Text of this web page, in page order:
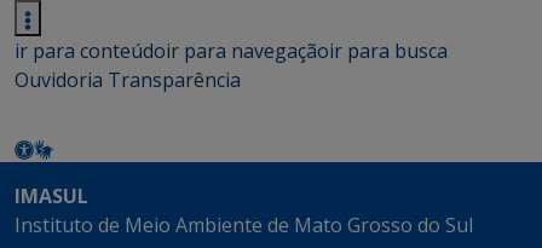
ir para conteúdoir para navegaçãoir para busca
Ouvidoria Transparência
IMASUL
Instituto de Meio Ambiente de Mato Grosso do Sul